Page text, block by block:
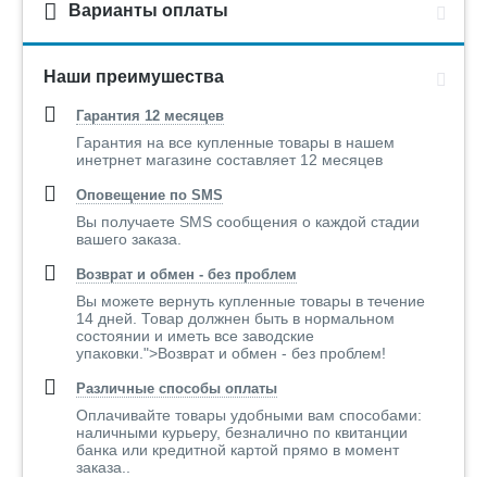
Варианты оплаты
Наши преимушества
Гарантия 12 месяцев
Гарантия на все купленные товары в нашем
инетрнет магазине составляет 12 месяцев
Оповещение по SMS
Вы получаете SMS сообщения о каждой стадии
вашего заказа.
Возврат и обмен - без проблем
Вы можете вернуть купленные товары в течение
14 дней. Товар должнен быть в нормальном
состоянии и иметь все заводские
упаковки.">Возврат и обмен - без проблем!
Различные способы оплаты
Оплачивайте товары удобными вам способами:
наличными курьеру, безналично по квитанции
банка или кредитной картой прямо в момент
заказа..